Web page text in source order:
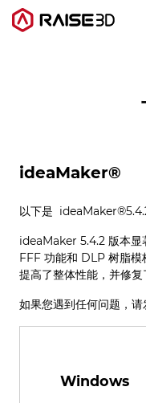
行业应用
ideaMaker®
以下是
ideaMaker 5.4.2 版本显
FFF 功能和 DLP 树脂模
提高了整体性能，并修复
如果您遇到任何问题，
Windows